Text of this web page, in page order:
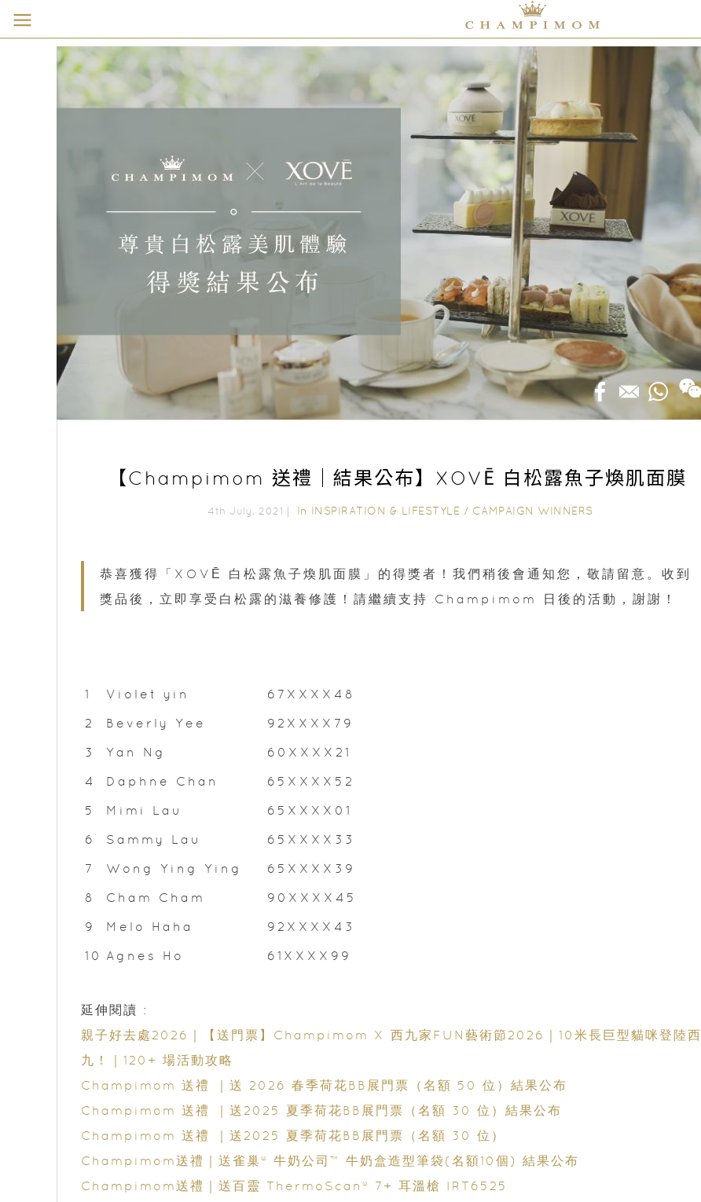
【Champimom 送禮｜結果公布】XOVĒ 白松露魚子煥肌面膜
4th July, 2021｜ In INSPIRATION & LIFESTYLE / CAMPAIGN WINNERS
恭喜獲得「XOVĒ 白松露魚子煥肌面膜」的得獎者！我們稍後會通知您，敬請留意。收到
獎品後，立即享受白松露的滋養修護！請繼續支持 Champimom 日後的活動，謝謝！
1 Violet yin 67XXXX48
2 Beverly Yee 92XXXX79
3 Yan Ng 60XXXX21
4 Daphne Chan 65XXXX52
5 Mimi Lau 65XXXX01
6 Sammy Lau 65XXXX33
7 Wong Ying Ying 65XXXX39
8 Cham Cham 90XXXX45
9 Melo Haha 92XXXX43
10 Agnes Ho 61XXXX99
延伸閱讀 :
親子好去處2026｜【送門票】Champimom X 西九家FUN藝術節2026｜10米長巨型貓咪登陸西
九！｜120+ 場活動攻略
Champimom 送禮 ｜送 2026 春季荷花BB展門票（名額 50 位）結果公布
Champimom 送禮 ｜送2025 夏季荷花BB展門票（名額 30 位）結果公布
Champimom 送禮 ｜送2025 夏季荷花BB展門票（名額 30 位）
Champimom送禮｜送雀巢® 牛奶公司™ 牛奶盒造型筆袋(名額10個) 結果公布
Champimom送禮｜送百靈 ThermoScan® 7+ 耳溫槍 IRT6525